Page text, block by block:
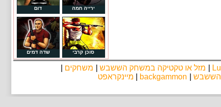
ירייה חמה דום
סוכן קרבי שדה דמים
מזל או טקטיקה במשחק הששבש משחקים
הששבש
backgammon מיינקראפט